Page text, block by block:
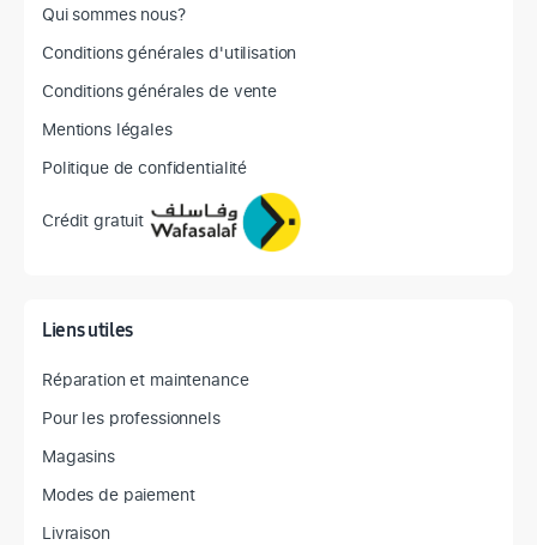
Qui sommes nous?
Conditions générales d'utilisation
Conditions générales de vente
Mentions légales
Politique de confidentialité
Crédit gratuit
Liens utiles
Réparation et maintenance
Pour les professionnels
Magasins
Modes de paiement
Livraison